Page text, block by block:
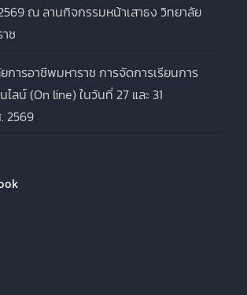
ณ ลานกิจกรรมหน้าเสาธง วิทยาลัย
ช
การอาชีพมหาราช การจัดการเรียนการ
ลน์ (On line) ในวันที่ 27 และ 31
2569